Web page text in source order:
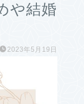
や結婚
2023年5月19日